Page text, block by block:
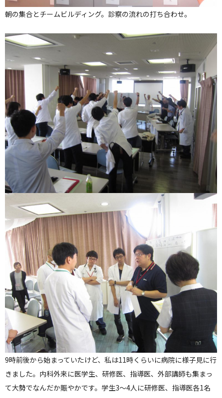
朝の集合とチームビルディング。診察の流れの打ち合わせ。
9時前後から始まっていたけど、私は11時くらいに病院に様子見に行
きました。内科外来に医学生、研修医、指導医、外部講師も集まっ
て大勢でなんだか賑やかです。学生3〜4人に研修医、指導医各1名